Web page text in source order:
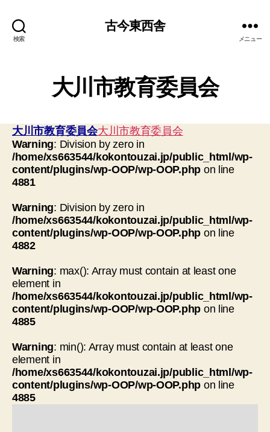
検索
古今東西舎
メニュー
大川市教育委員会
大川市教育委員会大川市教育委員会
Warning: Division by zero in
/home/xs663544/kokontouzai.jp/public_html/wp-
content/plugins/wp-OOP/wp-OOP.php on line
4881
Warning: Division by zero in
/home/xs663544/kokontouzai.jp/public_html/wp-
content/plugins/wp-OOP/wp-OOP.php on line
4882
Warning: max(): Array must contain at least one
element in
/home/xs663544/kokontouzai.jp/public_html/wp-
content/plugins/wp-OOP/wp-OOP.php on line
4885
Warning: min(): Array must contain at least one
element in
/home/xs663544/kokontouzai.jp/public_html/wp-
content/plugins/wp-OOP/wp-OOP.php on line
4885